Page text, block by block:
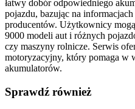
łatwy dobór odpowiedniego
pojazdu, bazując na
producentów. Użytkownicy
9000 modeli aut i różnych
czy maszyny rolnicze. Serwis
motoryzacyjny, który pomaga w
akumulatorów.
Sprawdź również